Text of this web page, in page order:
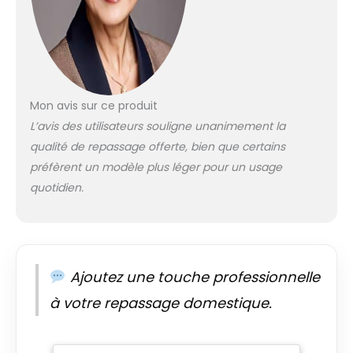
caractéristiques du
produit
adapté pour les
grands articles tels
que les draps. Si
vous repassez de
modèle 81HD, 91HD
ou 101HD, car plus la
surface de la
presse est grande,
commerciale), y
compris la livraison
et la collecte vers et
Mon avis sur ce produit
L’avis des utilisateurs souligne unanimement la
qualité de repassage offerte, bien que certains
préfèrent un modèle plus léger pour un usage
quotidien.
Ajoutez une touche professionnelle
à votre repassage domestique.